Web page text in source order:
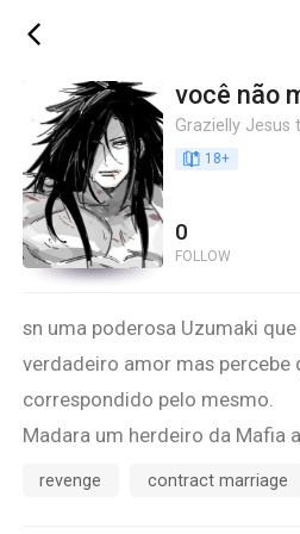
ic_back
você não
Grazielly Jesus
book_age 18+
0
FOLLOW
sn uma poderosa Uzumaki
verdadeiro amor mas percebe
correspondido pelo mesmo.
Madara um herdeiro da Mafia
jovem inocente que acaba se
revenge contract marriage